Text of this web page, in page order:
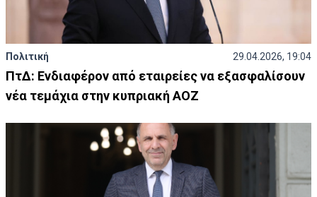
Πολιτική 29.04.2026, 19:04
ΠτΔ: Ενδιαφέρον από εταιρείες να εξασφαλίσουν
νέα τεμάχια στην κυπριακή ΑΟΖ